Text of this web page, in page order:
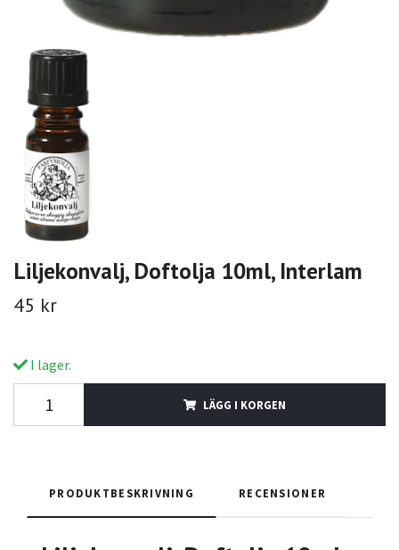
Liljekonvalj, Doftolja 10ml, Interlam
45 kr
I lager.
LÄGG I KORGEN
PRODUKTBESKRIVNING RECENSIONER